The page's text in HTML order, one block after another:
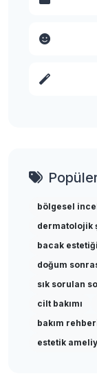
bölgesel
dermatolojik
bacak estetiği
doğum
sık sorulan
cilt bakımı
bakım
estetik